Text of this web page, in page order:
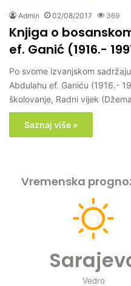
Admin 02/08/2017 369
Knjiga o
ef. Ganić (1916.-
Po svome izvanjskom
Abdulahu ef. Ganiću (1916.-
školovanje, Radni vijek
Saznaj više »
Vremenska
Vedro